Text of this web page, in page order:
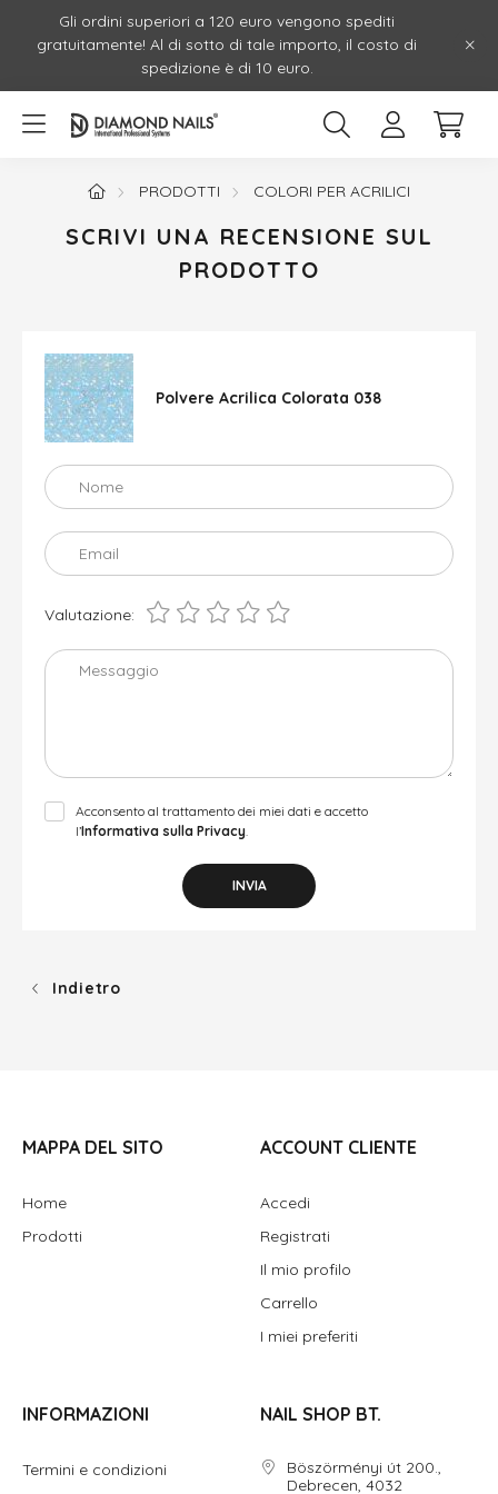
Gli ordini superiori a 120 euro vengono spediti
gratuitamente! Al di sotto di tale importo, il costo di
spedizione è di 10 euro.
PRODOTTI COLORI PER ACRILICI
SCRIVI UNA RECENSIONE SUL
PRODOTTO
Polvere Acrilica Colorata 038
Nome
Email
Valutazione:
Messaggio
Acconsento al trattamento dei miei dati e accetto
l’Informativa sulla Privacy
INVIA
Indietro
MAPPA DEL SITO
Home
Prodotti
ACCOUNT CLIENTE
Accedi
Registrati
Il mio profilo
Carrello
I miei preferiti
INFORMAZIONI
Termini e condizioni
NAIL SHOP BT.
Böszörményi út 200.,
Debrecen, 4032